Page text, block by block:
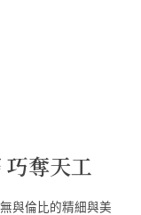
奪天工
與倫比的精細與美